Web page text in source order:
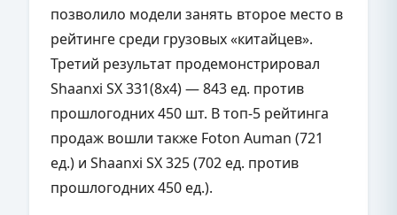
позволило модели занять второе место в
рейтинге среди грузовых «китайцев».
Третий результат продемонстрировал
Shaanxi SX 331(8х4) — 843 ед. против
прошлогодних 450 шт. В топ-5 рейтинга
продаж вошли также Foton Auman (721
ед.) и Shaanxi SX 325 (702 ед. против
прошлогодних 450 ед.).